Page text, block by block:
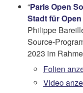
“Paris Open
Stadt für
Philippe
Source-
2023 im
Folien
Video